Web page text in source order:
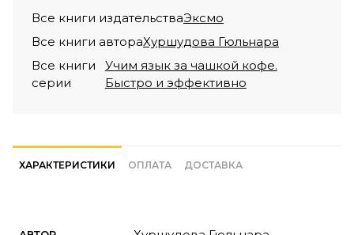
Все книги издательстваЭксмо
Все книги автораХуршудова Гюльнара
Все книги
серии
Учим язык за чашкой кофе.
Быстро и эффективно
ХАРАКТЕРИСТИКИ ОПЛАТА ДОСТАВКА